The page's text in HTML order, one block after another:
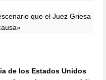
de los Estados Unidos